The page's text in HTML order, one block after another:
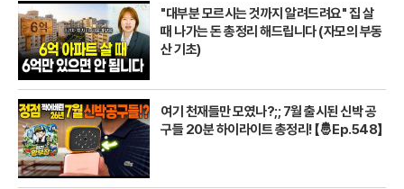
"대부분 모르시는 것까지 알려드려요" 집 살
때 나가는 돈 총정리 해드립니다 (자모의 부동
산 기초)
여기 천재들만 모였나?;; 7월 출시된 신박 공
구들 20분 하이라이트 총정리! 【🤴Ep.548】